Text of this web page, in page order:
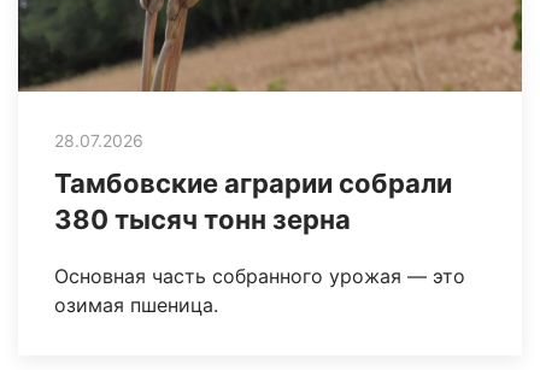
28.07.2026
Тамбовские аграрии собрали
380 тысяч тонн зерна
Основная часть собранного урожая — это
озимая пшеница.